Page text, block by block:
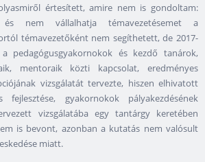
értesített, amire nem is gondoltam:
és nem vállalhatja témavezetésemet a
témavezetőként nem segíthetett, de 2017-
pedagógusgyakornokok és kezdő tanárok,
mentoraik közti kapcsolat, eredményes
vizsgálatát tervezte, hiszen elhivatott
gyakornokok pályakezdésének
vizsgálatába egy tantárgy keretében
is bevont, azonban a kutatás nem valósult
miatt.